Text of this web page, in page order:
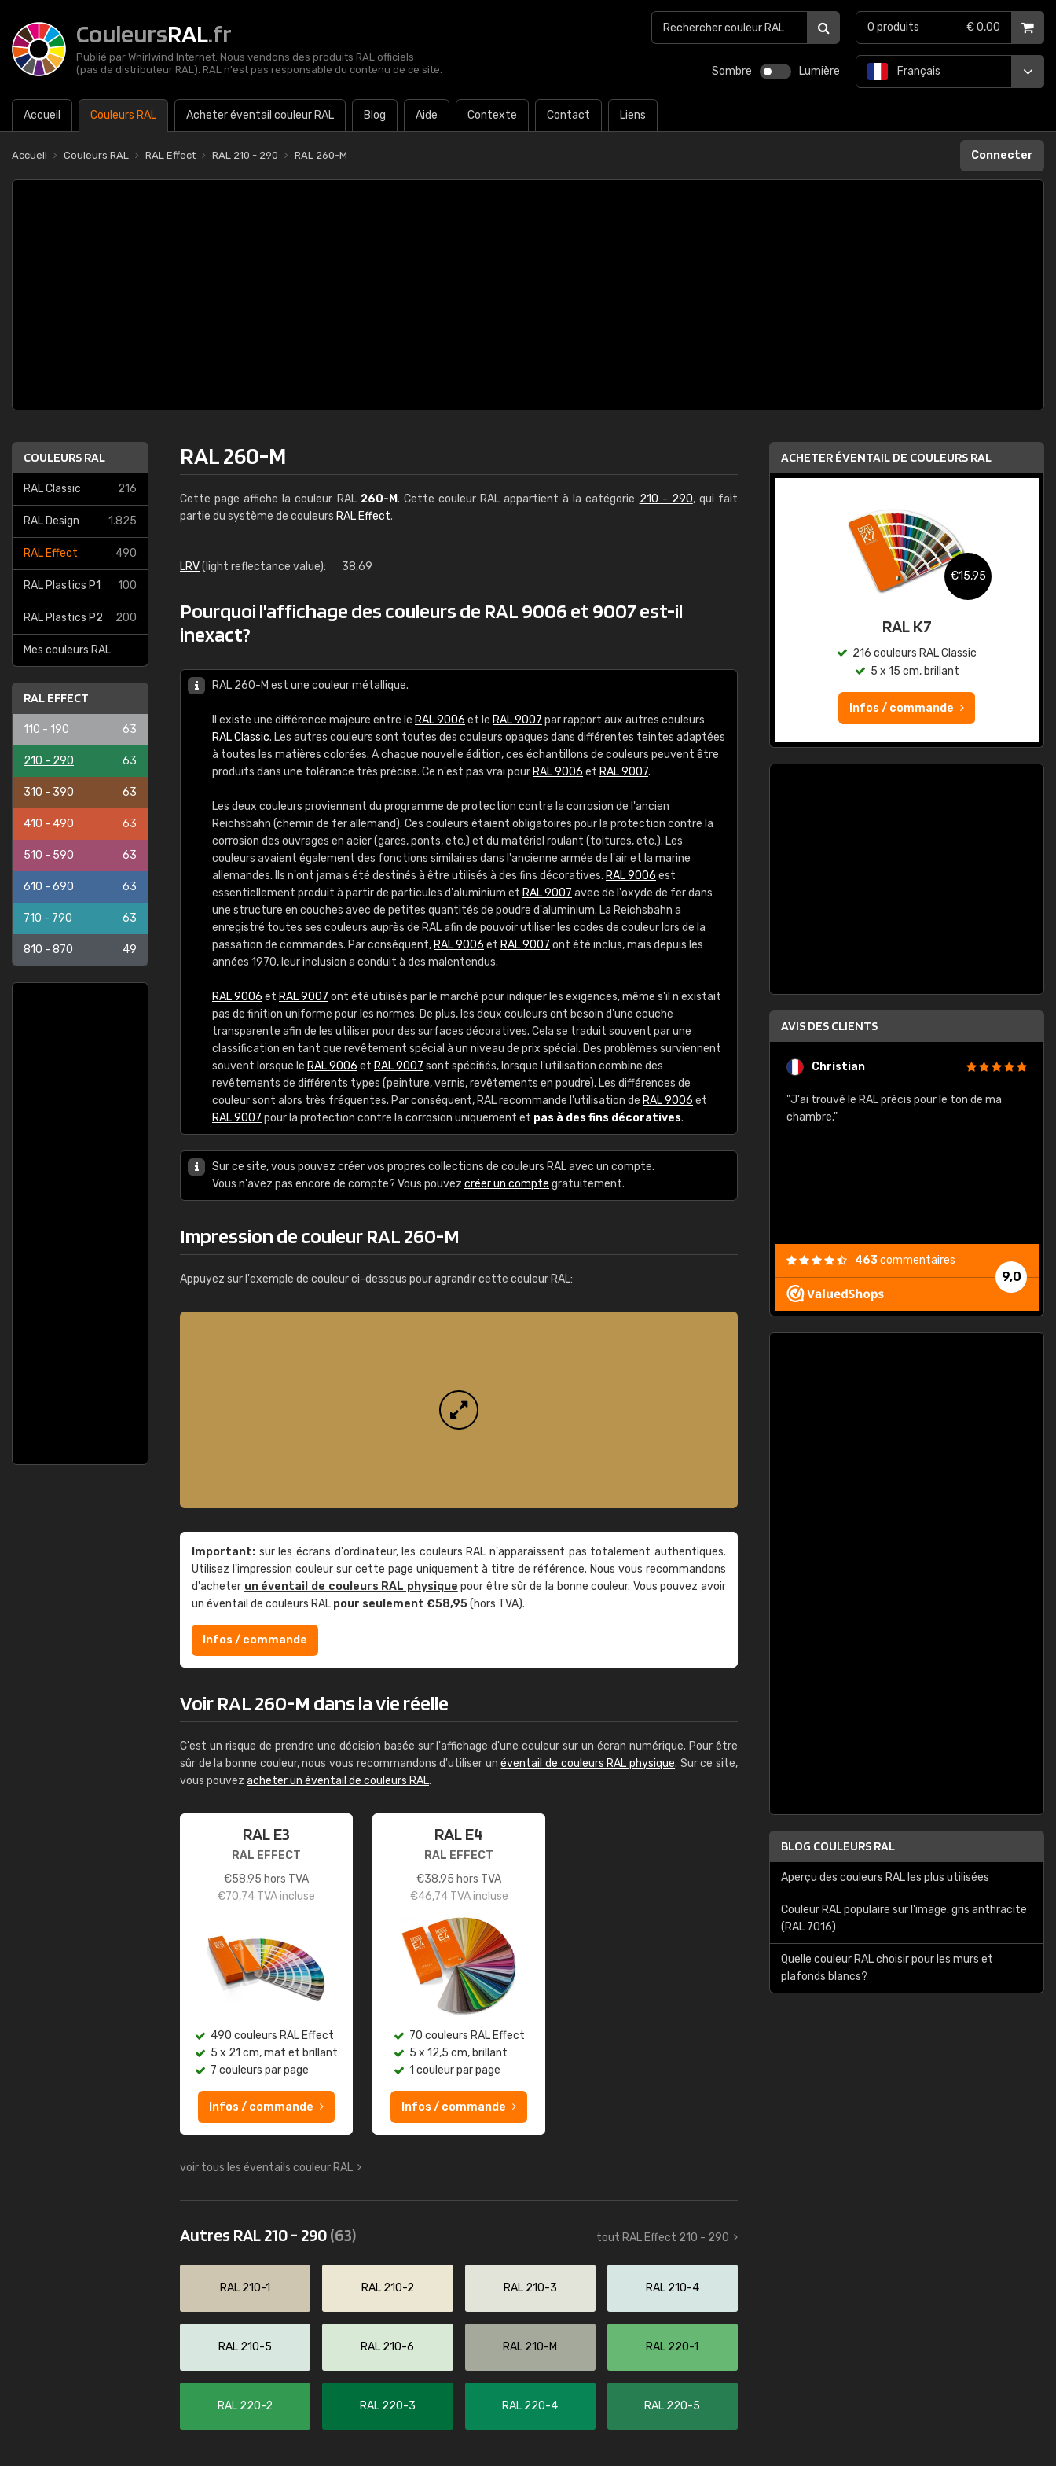
CouleursRAL.fr
Publié par Whirlwind Internet. Nous vendons des produits RAL officiels
(pas de distributeur RAL). RAL n'est pas responsable du contenu de ce site.
Sombre Lumière
Accueil Couleurs RAL Acheter éventail couleur RAL Blog Aide Contexte Contact Liens
Français
0 produits € 0,00
Accueil Couleurs RAL RAL Effect RAL 210 - 290 RAL 260-M Connecter
COULEURS RAL
RAL Classic 216
RAL Design 1.825
RAL Effect 490
RAL Plastics P1 100
RAL Plastics P2 200
Mes couleurs RAL
RAL EFFECT
110 - 190 63
210 - 290 63
310 - 390 63
410 - 490 63
510 - 590 63
610 - 690 63
710 - 790 63
810 - 870 49
RAL 260-M
Cette page affiche la couleur RAL 260-M. Cette couleur RAL appartient à la catégorie 210 - 290, qui fait
partie du système de couleurs RAL Effect.
LRV(light reflectance value): 38,69
Pourquoi l'affichage des couleurs de RAL 9006 et 9007 est-il
inexact?
RAL 260-M est une couleur métallique.
Il existe une différence majeure entre le RAL 9006 et le RAL 9007 par rapport aux autres couleurs
RAL Classic. Les autres couleurs sont toutes des couleurs opaques dans différentes teintes adaptées
à toutes les matières colorées. A chaque nouvelle édition, ces échantillons de couleurs peuvent être
produits dans une tolérance très précise. Ce n'est pas vrai pour RAL 9006 et RAL 9007.
Les deux couleurs proviennent du programme de protection contre la corrosion de l'ancien
Reichsbahn (chemin de fer allemand). Ces couleurs étaient obligatoires pour la protection contre la
corrosion des ouvrages en acier (gares, ponts, etc.) et du matériel roulant (toitures, etc.). Les
couleurs avaient également des fonctions similaires dans l'ancienne armée de l'air et la marine
allemandes. Ils n'ont jamais été destinés à être utilisés à des fins décoratives. RAL 9006 est
essentiellement produit à partir de particules d'aluminium et RAL 9007 avec de l'oxyde de fer dans
une structure en couches avec de petites quantités de poudre d'aluminium. La Reichsbahn a
enregistré toutes ses couleurs auprès de RAL afin de pouvoir utiliser les codes de couleur lors de la
passation de commandes. Par conséquent, RAL 9006 et RAL 9007 ont été inclus, mais depuis les
années 1970, leur inclusion a conduit à des malentendus.
RAL 9006 et RAL 9007 ont été utilisés par le marché pour indiquer les exigences, même s'il n'existait
pas de finition uniforme pour les normes. De plus, les deux couleurs ont besoin d'une couche
transparente afin de les utiliser pour des surfaces décoratives. Cela se traduit souvent par une
classification en tant que revêtement spécial à un niveau de prix spécial. Des problèmes surviennent
souvent lorsque le RAL 9006 et RAL 9007 sont spécifiés, lorsque l'utilisation combine des
revêtements de différents types (peinture, vernis, revêtements en poudre). Les différences de
couleur sont alors très fréquentes. Par conséquent, RAL recommande l'utilisation de RAL 9006 et
RAL 9007 pour la protection contre la corrosion uniquement et pas à des fins décoratives.
Sur ce site, vous pouvez créer vos propres collections de couleurs RAL avec un compte.
Vous n'avez pas encore de compte? Vous pouvez créer un compte gratuitement.
Impression de couleur RAL 260-M
Appuyez sur l'exemple de couleur ci-dessous pour agrandir cette couleur RAL:
Important: sur les écrans d'ordinateur, les couleurs RAL n'apparaissent pas totalement authentiques.
Utilisez l'impression couleur sur cette page uniquement à titre de référence. Nous vous recommandons
d'acheter un éventail de couleurs RAL physique pour être sûr de la bonne couleur. Vous pouvez avoir
un éventail de couleurs RAL pour seulement €58,95(hors TVA).
Infos / commande
Voir RAL 260-M dans la vie réelle
C'est un risque de prendre une décision basée sur l'affichage d'une couleur sur un écran numérique. Pour être
sûr de la bonne couleur, nous vous recommandons d'utiliser unéventail de couleurs RAL physique. Sur ce site,
vous pouvez acheter un éventail de couleurs RAL.
RAL E3
RAL EFFECT
€58,95 hors TVA
€70,74 TVA incluse
490 couleurs RAL Effect
5 x 21 cm, mat et brillant
7 couleurs par page
Infos / commande
RAL E4
RAL EFFECT
€38,95 hors TVA
€46,74TVA incluse
70 couleurs RAL Effect
5 x 12,5 cm, brillant
1 couleur par page
Infos / commande
voir tous les éventails couleur RAL
Autres RAL 210 - 290(63) tout RAL Effect 210 - 290
RAL 210-1 RAL 210-2 RAL 210-3 RAL 210-4
RAL 210-5 RAL 210-6 RAL 210-M RAL 220-1
RAL 220-2 RAL 220-3 RAL 220-4 RAL 220-5
ACHETER ÉVENTAIL DE COULEURS RAL
216 couleurs RAL Classic
5 x 15 cm, brillant
€15,95
RAL K7
216 couleurs RAL Classic
5 x 15 cm, brillant
Infos / commande
AVIS DES CLIENTS
Guillaume Euvrard
"Le site ne permet pas de voir clairement quels
sont les produits disponibles. Il y a plusieurs
palettes de couleurs: Classic, Design, etc. On ne
comprend pas qui est quoi. La livraison s'est
bien passé et le produit reçu me convient."
Christian
"J'ai trouvé le RAL précis pour le ton de ma
chambre."
9,0
463commentaires
BLOG COULEURS RAL
Aperçu des couleurs RAL les plus utilisées
Couleur RAL populaire sur l'image: gris anthracite
(RAL 7016)
Quelle couleur RAL choisir pour les murs et
plafonds blancs?